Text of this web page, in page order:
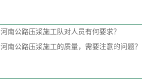
河南公路压浆施工队对人员有何要求？
河南公路压浆施工的质量，需要注意的问题？